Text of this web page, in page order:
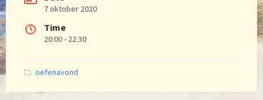
7 oktober 2020
Time
20:00 - 22:30
Categories:
oefenavond